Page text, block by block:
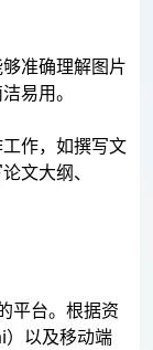
准确理解图片
易用。
作，如撰写文
文大纲、
平台。根据资
以及移动端